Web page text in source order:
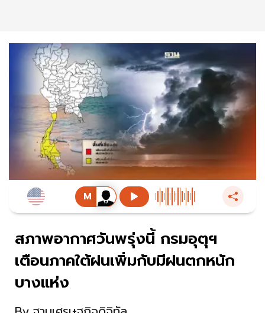
สภาพอากาศวันพรุ่งนี้ กรมอุตุฯ
เตือนภาคใต้ฝนเพิ่มกับมีฝนตกหนัก
บางแห่ง